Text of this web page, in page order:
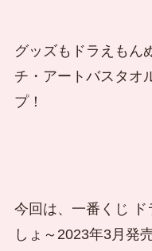
グッズもドラえもん
チ・アートバスタオ
プ！
今回は、一番くじ
しょ～2023年3月発